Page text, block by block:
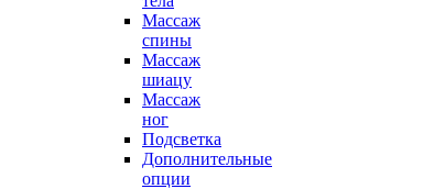
Массаж
спины
Массаж
шиацу
Массаж
ног
Подсветка
Дополнительные
опции